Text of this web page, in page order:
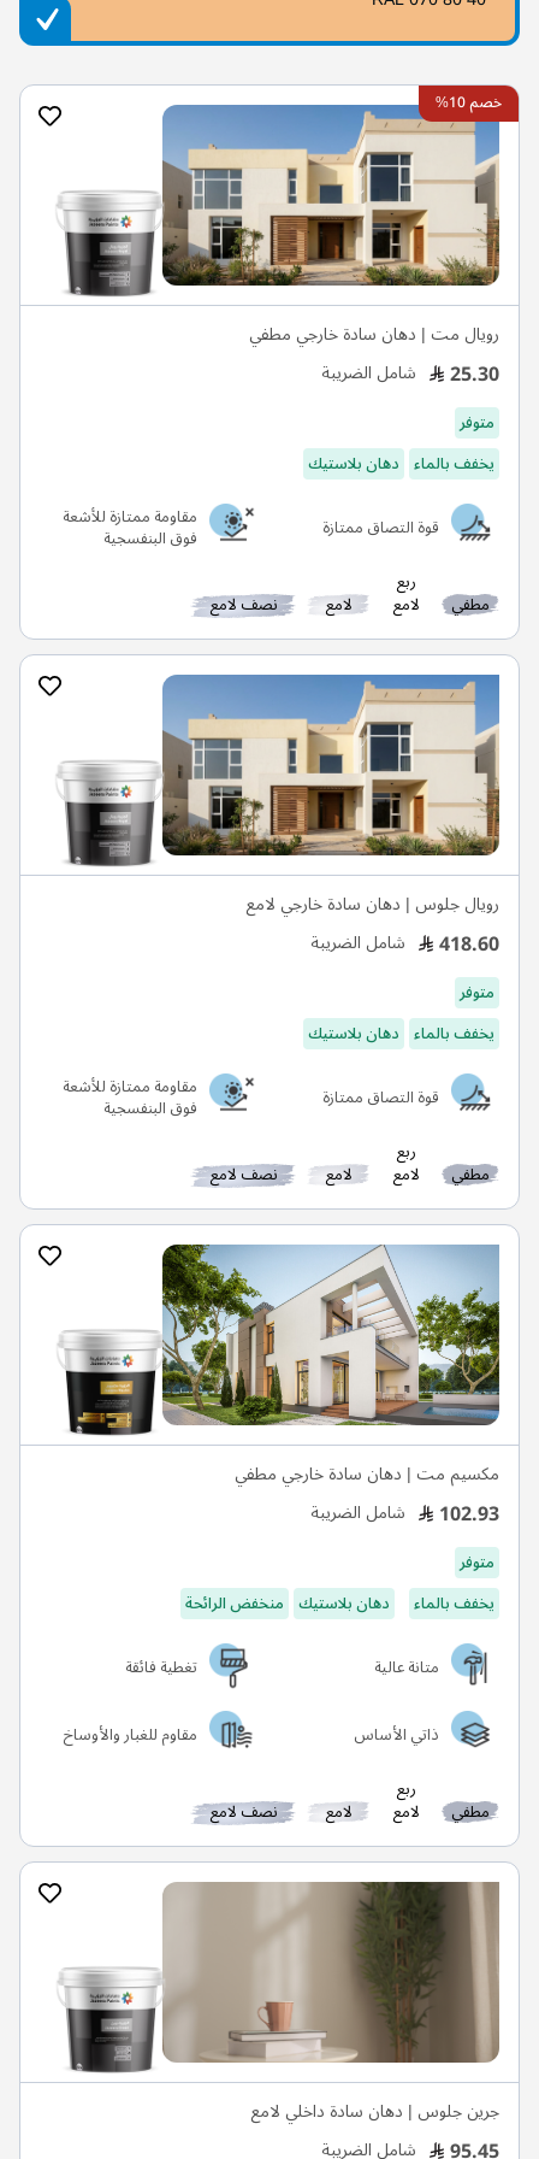
خصم 10%
رويال مت | دهان سادة خارجي مطفي
25.30 شامل الضريبة
متوفر
يخفف بالماء دهان بلاستيك
قوة التصاق ممتازة
مقاومة ممتازة للأشعة
فوق البنفسجية
مطفي
ربع
لامع لامع نصف لامع
رويال جلوس | دهان سادة خارجي لامع
418.60 شامل الضريبة
متوفر
يخفف بالماء دهان بلاستيك
قوة التصاق ممتازة
مقاومة ممتازة للأشعة
فوق البنفسجية
مطفي
ربع
لامع لامع نصف لامع
مكسيم مت | دهان سادة خارجي مطفي
102.93 شامل الضريبة
متوفر
يخفف بالماء
دهان بلاستيك منخفض الرائحة
متانة عالية
تغطية فائقة
ذاتي الأساس
مقاوم للغبار والأوساخ
مطفي
ربع
لامع لامع نصف لامع
جرين جلوس | دهان سادة داخلي لامع
شامل الضريبة